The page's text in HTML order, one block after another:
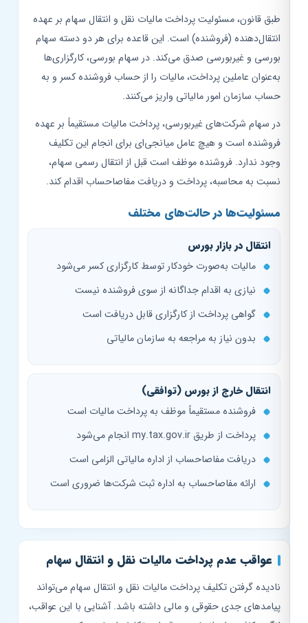
طبق قانون، مسئولیت پرداخت مالیات نقل و انتقال سهام بر عهده
انتقال‌دهنده (فروشنده) است. این قاعده برای هر دو دسته سهام
بورسی و غیربورسی صدق می‌کند. در سهام بورسی، کارگزاری‌ها
به‌عنوان عاملین پرداخت، مالیات را از حساب فروشنده کسر و به
حساب سازمان امور مالیاتی واریز می‌کنند.
در سهام شرکت‌های غیربورسی، پرداخت مالیات مستقیماً بر عهده
فروشنده است و هیچ عامل میانجی‌ای برای انجام این تکلیف
وجود ندارد. فروشنده موظف است قبل از انتقال رسمی سهام،
نسبت به محاسبه، پرداخت و دریافت مفاصاحساب اقدام کند.
مسئولیت‌ها در حالت‌های مختلف
انتقال در بازار بورس
مالیات به‌صورت خودکار توسط کارگزاری کسر می‌شود
نیازی به اقدام جداگانه از سوی فروشنده نیست
گواهی پرداخت از کارگزاری قابل دریافت است
بدون نیاز به مراجعه به سازمان مالیاتی
انتقال خارج از بورس (توافقی)
فروشنده مستقیماً موظف به پرداخت مالیات است
پرداخت از طریق my.tax.gov.ir انجام می‌شود
دریافت مفاصاحساب از اداره مالیاتی الزامی است
ارائه مفاصاحساب به اداره ثبت شرکت‌ها ضروری است
عواقب عدم پرداخت مالیات نقل و انتقال سهام
نادیده گرفتن تکلیف پرداخت مالیات نقل و انتقال سهام می‌تواند
پیامدهای جدی حقوقی و مالی داشته باشد. آشنایی با این عواقب،